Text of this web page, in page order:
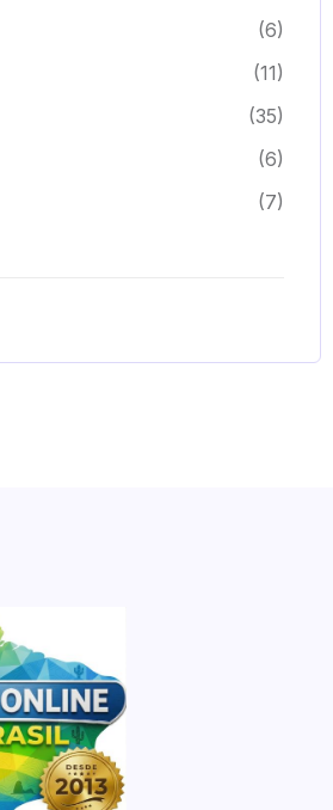
(6)
(11)
(35)
(6)
(7)